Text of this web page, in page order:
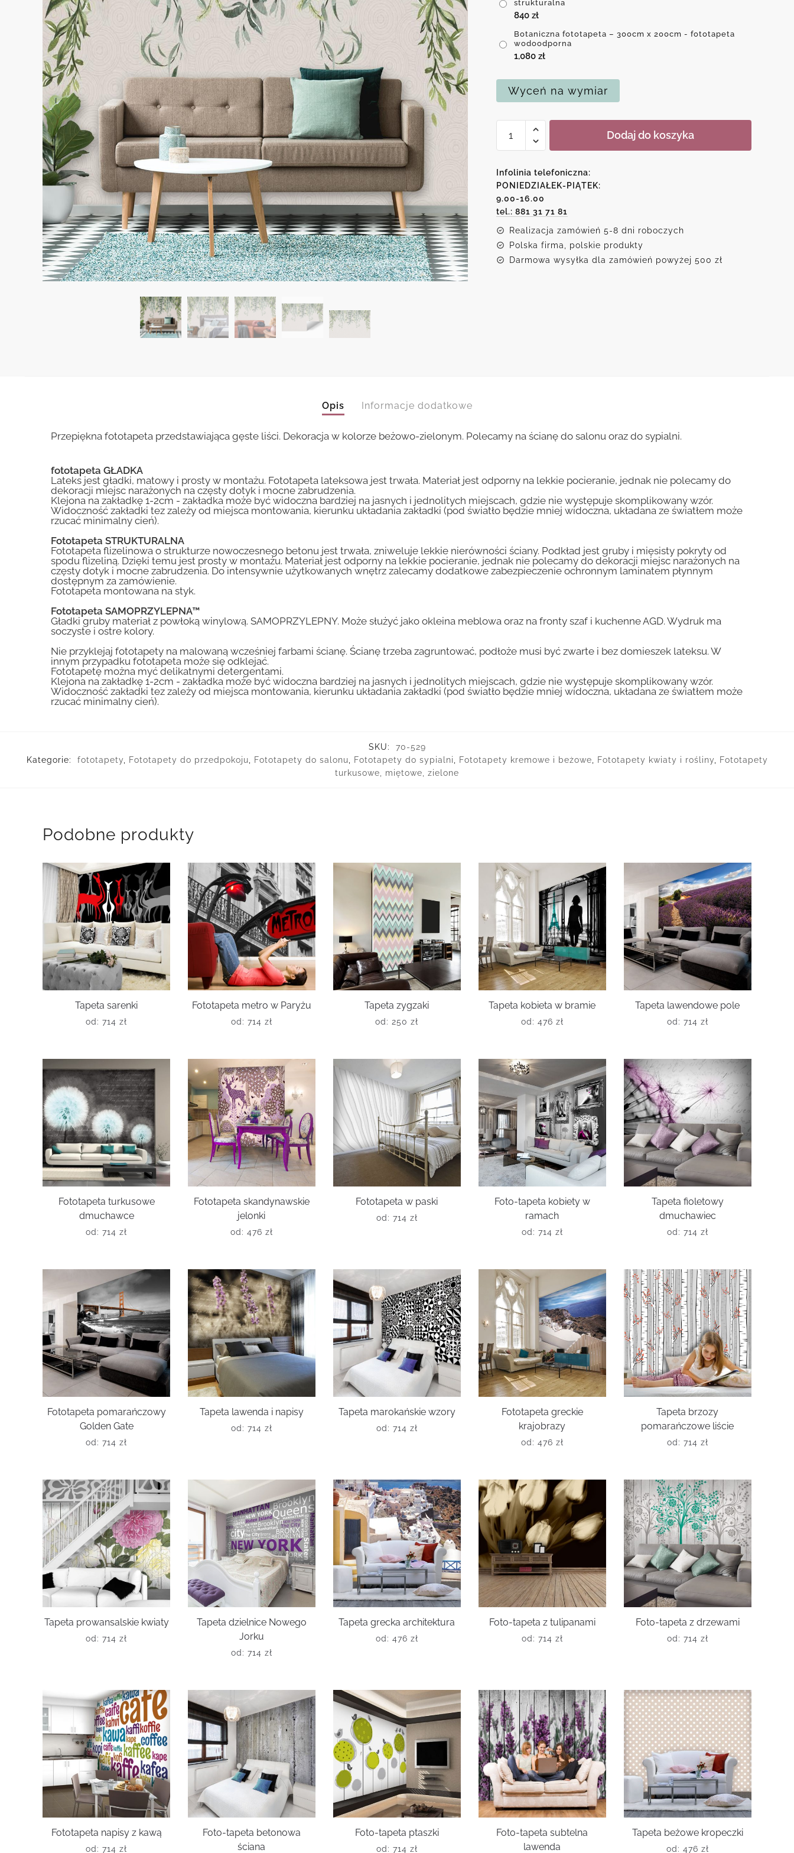
strukturalna
840 zł
Botaniczna fototapeta – 300cm x 200cm - fototapeta
wodoodporna
1,080 zł
Wyceń na wymiar
Botaniczna
Dodaj do koszyka
Infolinia telefoniczna:
PONIEDZIAŁEK-PIĄTEK:
9.00-16.00
tel.: 881 31 71 81
Realizacja zamówień 5-8 dni roboczych
Polska firma, polskie produkty
Darmowa wysyłka dla zamówień powyżej 500 zł
Opis Informacje dodatkowe
Przepiękna fototapeta przedstawiająca gęste liści. Dekoracja w kolorze beżowo-zielonym. Polecamy na ścianę do salonu oraz do sypialni.
fototapeta GŁADKA
Lateks jest gładki, matowy i prosty w montażu. Fototapeta lateksowa jest trwała. Materiał jest odporny na lekkie pocieranie, jednak nie polecamy do
dekoracji miejsc narażonych na częsty dotyk i mocne zabrudzenia.
Klejona na zakładkę 1-2cm - zakładka może być widoczna bardziej na jasnych i jednolitych miejscach, gdzie nie występuje skomplikowany wzór.
Widoczność zakładki tez zależy od miejsca montowania, kierunku układania zakładki (pod światło będzie mniej widoczna, układana ze światłem może
rzucać minimalny cień).
Fototapeta STRUKTURALNA
Fototapeta flizelinowa o strukturze nowoczesnego betonu jest trwała, zniweluje lekkie nierówności ściany. Podkład jest gruby i mięsisty pokryty od
spodu flizeliną. Dzięki temu jest prosty w montażu. Materiał jest odporny na lekkie pocieranie, jednak nie polecamy do dekoracji miejsc narażonych na
częsty dotyk i mocne zabrudzenia. Do intensywnie użytkowanych wnętrz zalecamy dodatkowe zabezpieczenie ochronnym laminatem płynnym
dostępnym za zamówienie.
Fototapeta montowana na styk.
Fototapeta SAMOPRZYLEPNA™
Gładki gruby materiał z powłoką winylową. SAMOPRZYLEPNY. Może służyć jako okleina meblowa oraz na fronty szaf i kuchenne AGD. Wydruk ma
soczyste i ostre kolory.
Nie przyklejaj fototapety na malowaną wcześniej farbami ścianę. Ścianę trzeba zagruntować, podłoże musi być zwarte i bez domieszek lateksu. W
innym przypadku fototapeta może się odklejać.
Fototapetę można myć delikatnymi detergentami.
Klejona na zakładkę 1-2cm - zakładka może być widoczna bardziej na jasnych i jednolitych miejscach, gdzie nie występuje skomplikowany wzór.
Widoczność zakładki tez zależy od miejsca montowania, kierunku układania zakładki (pod światło będzie mniej widoczna, układana ze światłem może
rzucać minimalny cień).
SKU:
70-529
Kategorie:
fototapety, Fototapety do przedpokoju, Fototapety do salonu, Fototapety do sypialni, Fototapety kremowe i beżowe, Fototapety kwiaty i rośliny, Fototapety
turkusowe, miętowe, zielone
Podobne produkty
Tapeta sarenki
od: 714 zł
Fototapeta metro w Paryżu
od: 714 zł
Tapeta zygzaki
od: 250zł
Tapeta kobieta w bramie
od: 476 zł
Tapeta lawendowe pole
od: 714 zł
Fototapeta turkusowe
dmuchawce
od: 714 zł
Fototapeta skandynawskie
jelonki
od: 476 zł
Fototapeta w paski
od: 714 zł
Foto-tapeta kobiety w
ramach
od: 714 zł
Tapeta fioletowy
dmuchawiec
od: 714 zł
Fototapeta pomarańczowy
Golden Gate
od: 714 zł
Tapeta lawenda i napisy
od: 714 zł
Tapeta marokańskie wzory
od: 714 zł
Fototapeta greckie
krajobrazy
od: 476 zł
Tapeta brzozy
pomarańczowe liście
od: 714 zł
Tapeta prowansalskie kwiaty
od: 714 zł
Tapeta dzielnice Nowego
Jorku
od: 714 zł
Tapeta grecka architektura
od: 476 zł
Foto-tapeta z tulipanami
od: 714 zł
Foto-tapeta z drzewami
od: 714 zł
Fototapeta napisy z kawą
od: 714 zł
Foto-tapeta betonowa
ściana
Foto-tapeta ptaszki
od: 714 zł
Foto-tapeta subtelna
lawenda
Tapeta beżowe kropeczki
od: 476 zł